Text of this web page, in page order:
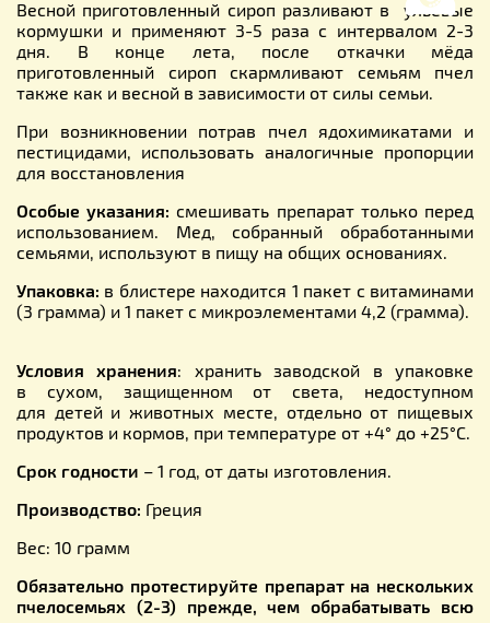
Весной приготовленный сироп разливают в ульевые
кормушки и применяют 3-5 раза с интервалом 2-3
дня. В конце лета, после откачки мёда
приготовленный сироп скармливают семьям пчел
также как и весной в зависимости от силы семьи.
При возникновении потрав пчел ядохимикатами и
пестицидами, использовать аналогичные пропорции
для восстановления
Особые указания: смешивать препарат только перед
использованием. Мед, собранный обработанными
семьями, используют в пищу на общих основаниях.
Упаковка: в блистере находится 1 пакет с витаминами
(3 грамма) и 1 пакет с микроэлементами 4,2 (грамма).
Условия хранения: хранить заводской в упаковке
в сухом, защищенном от света, недоступном
для детей и животных месте, отдельно от пищевых
продуктов и кормов, при температуре от +4° до +25°С.
Срок годности – 1 год, от даты изготовления.
Производство: Греция
Вес: 10 грамм
Обязательно протестируйте препарат на нескольких
пчелосемьях (2-3) прежде, чем обрабатывать всю